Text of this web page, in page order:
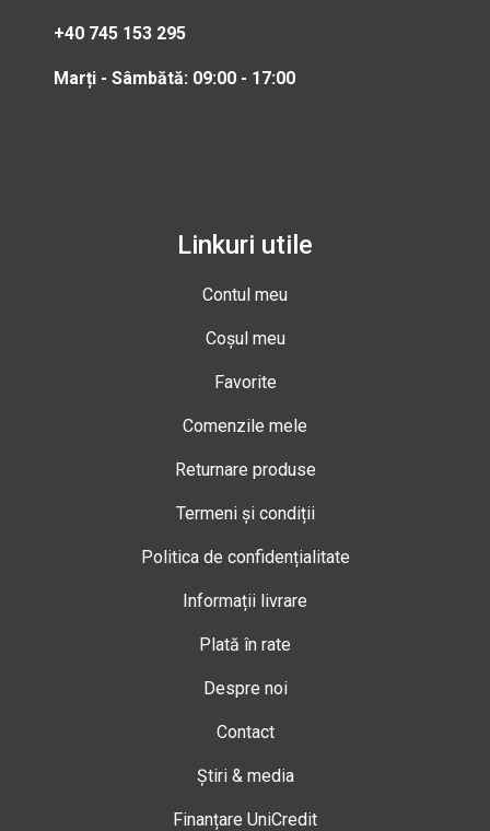
+40 745 153 295
Marți - Sâmbătă: 09:00 - 17:00
Linkuri utile
Contul meu
Coșul meu
Favorite
Comenzile mele
Returnare produse
Termeni și condiții
Politica de confidențialitate
Informații livrare
Plată în rate
Despre noi
Contact
Știri & media
Finanțare UniCredit